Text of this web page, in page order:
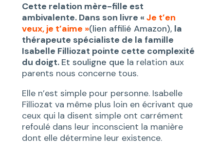
Cette relation mère-fille est
ambivalente. Dans son livre « Je t’en
veux, je t’aime »(lien affilié Amazon), la
thérapeute spécialiste de la famille
Isabelle Filliozat pointe cette complexité
du doigt. Et souligne que la relation aux
parents nous concerne tous.
Elle n’est simple pour personne. Isabelle
Filliozat va même plus loin en écrivant que
ceux qui la disent simple ont carrément
refoulé dans leur inconscient la manière
dont elle détermine leur existence.